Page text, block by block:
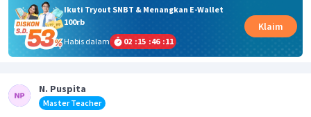
Ikuti Tryout SNBT & Menangkan E-Wallet
100rb
Habis dalam
02 :15 :46 :11
Klaim
N. Puspita
Master Teacher